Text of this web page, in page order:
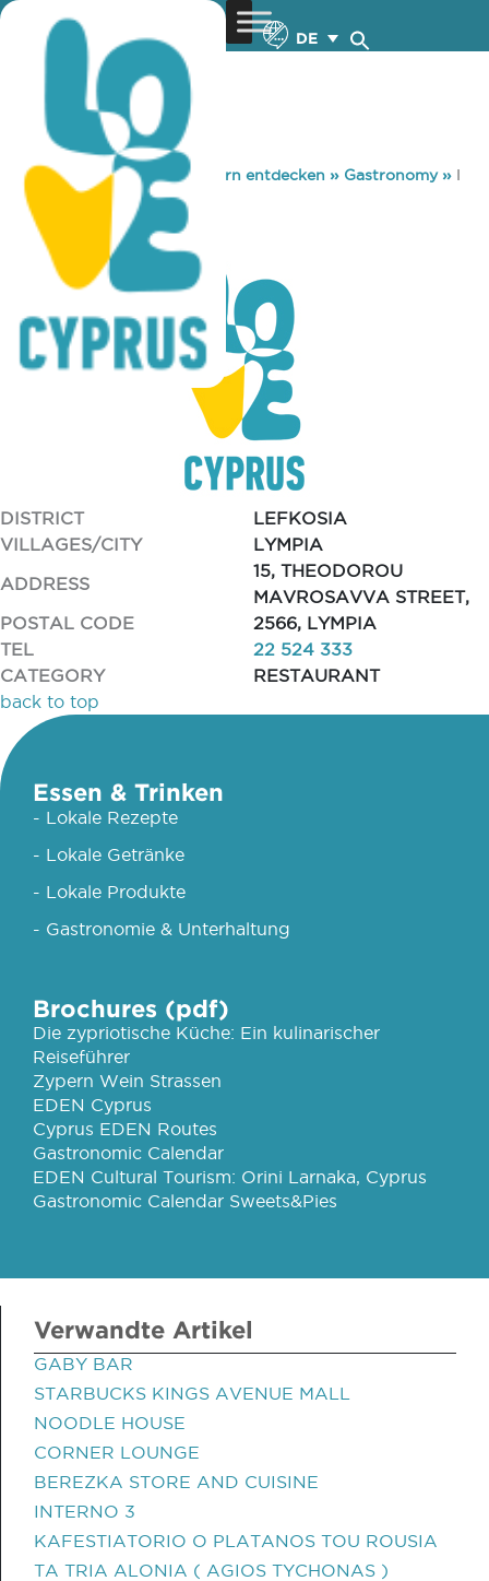
DE
You are here: Home »Zypern entdecken » Gastronomy» I
MOUZOUROU
I MOUZOUROU
DISTRICT
LEFKOSIA
VILLAGES/CITY
LYMPIA
ADDRESS
15, THEODOROU
MAVROSAVVA STREET,
POSTAL CODE
2566, LYMPIA
TEL
22 524 333
CATEGORY
RESTAURANT
back to top
Essen & Trinken
- Lokale Rezepte
- Lokale Getränke
- Lokale Produkte
- Gastronomie & Unterhaltung
Brochures (pdf)
Die zypriotische Küche: Ein kulinarischer
Reiseführer
Zypern Wein Strassen
EDEN Cyprus
Cyprus EDEN Routes
Gastronomic Calendar
EDEN Cultural Tourism: Orini Larnaka, Cyprus
Gastronomic Calendar Sweets&Pies
Verwandte Artikel
GABY BAR
STARBUCKS KINGS AVENUE MALL
NOODLE HOUSE
CORNER LOUNGE
BEREZKA STORE AND CUISINE
INTERNO 3
KAFESTIATORIO O PLATANOS TOU ROUSIA
TA TRIA ALONIA ( AGIOS TYCHONAS )